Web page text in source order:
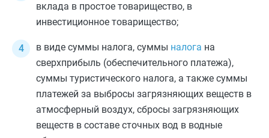
вклада в простое товарищество, в
инвестиционное товарищество;
в виде суммы налога, суммы налога на
сверхприбыль (обеспечительного платежа),
суммы туристического налога, а также суммы
платежей за выбросы загрязняющих веществ в
атмосферный воздух, сбросы загрязняющих
веществ в составе сточных вод в водные